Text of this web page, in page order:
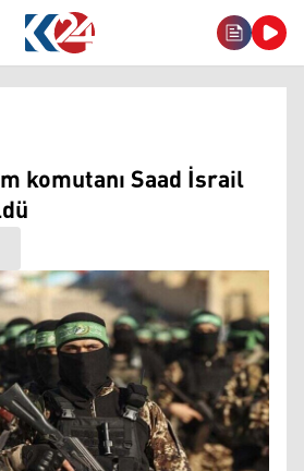
komutanı Saad İsrail